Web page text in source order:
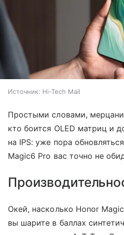
Источник: Hi-Tech Mail
Простыми словами,
кто боится OLED матриц и
на IPS: уже пора
Magic6 Pro вас точно не
Окей, насколько Honor
вы шарите в баллах